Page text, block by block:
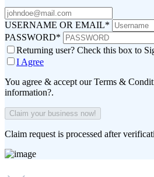
USERNAME OR EMAIL*
PASSWORD*
Returning user? Check this box to
I Agree
You agree & accept our Terms &
information?.
Claim request is processed after